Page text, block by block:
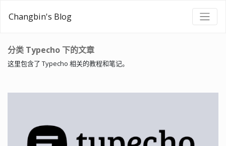
Changbin's Blog
分类 Typecho 下的文章
这里包含了 Typecho 相关的教程和笔记。